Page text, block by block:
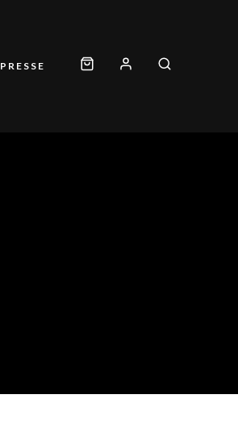
PRESSE